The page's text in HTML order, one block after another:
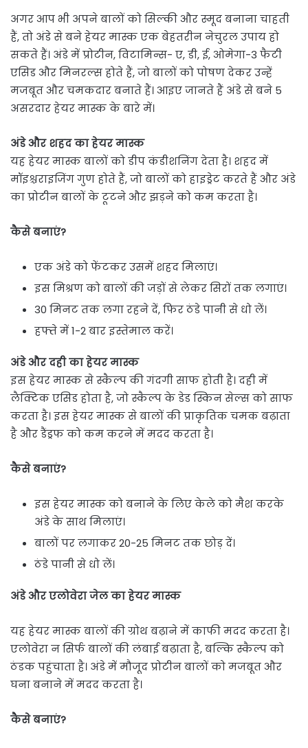
अगर आप भी अपने बालों को सिल्की और स्मूद बनाना चाहती
हैं, तो अंडे से बने हेयर मास्क एक बेहतरीन नेचुरल उपाय हो
सकते हैं। अंडे में प्रोटीन, विटामिन्स- ए, डी, ई, ओमेगा-3 फैटी
एसिड और मिनरल्स होते हैं, जो बालों को पोषण देकर उन्हें
मजबूत और चमकदार बनाते हैं। आइए जानते हैं अंडे से बने 5
असरदार हेयर मास्क के बारे में।
अंडे और शहद का हेयर मास्क
यह हेयर मास्क बालों को डीप कंडीशनिंग देता है। शहद में
मॉइश्चराइजिंग गुण होते हैं, जो बालों को हाइड्रेट करते हैं और अंडे
का प्रोटीन बालों के टूटने और झड़ने को कम करता है।
कैसे बनाएं?
एक अंडे को फेंटकर उसमें शहद मिलाएं।
इस मिश्रण को बालों की जड़ों से लेकर सिरों तक लगाएं।
30 मिनट तक लगा रहने दें, फिर ठंडे पानी से धो लें।
हफ्ते में 1-2 बार इस्तेमाल करें।
अंडे और दही का हेयर मास्क
इस हेयर मास्क से स्कैल्प की गंदगी साफ होती है। दही में
लैक्टिक एसिड होता है, जो स्कैल्प के डेड स्किन सेल्स को साफ
करता है। इस हेयर मास्क से बालों की प्राकृतिक चमक बढ़ाता
है और डैंड्रफ को कम करने में मदद करता है।
कैसे बनाएं?
इस हेयर मास्क को बनाने के लिए केले को मैश करके
अंडे के साथ मिलाएं।
बालों पर लगाकर 20-25 मिनट तक छोड़ दें।
ठंडे पानी से धो लें।
अंडे और एलोवेरा जेल का हेयर मास्क
यह हेयर मास्क बालों की ग्रोथ बढ़ाने में काफी मदद करता है।
एलोवेरा न सिर्फ बालों की लंबाई बढ़ाता है, बल्कि स्कैल्प को
ठंडक पहुंचाता है। अंडे में मौजूद प्रोटीन बालों को मजबूत और
घना बनाने में मदद करता है।
कैसे बनाएं?